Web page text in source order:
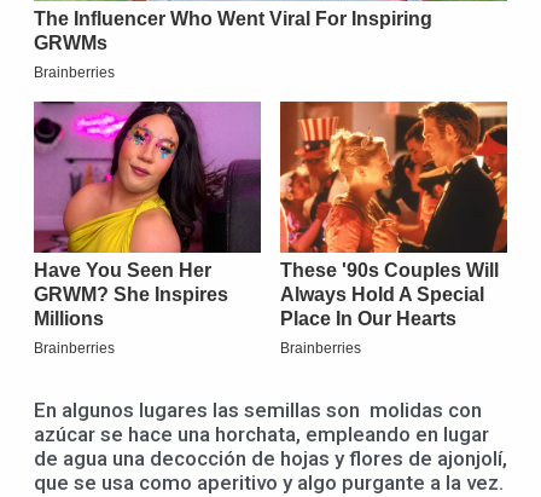
En algunos lugares las semillas son molidas con
azúcar se hace una horchata, empleando en lugar
de agua una decocción de hojas y flores de ajonjolí,
que se usa como aperitivo y algo purgante a la vez.